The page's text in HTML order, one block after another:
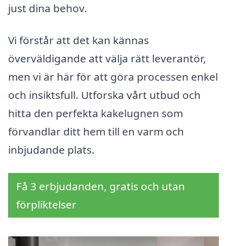
just dina behov.
Vi förstår att det kan kännas
överväldigande att välja rätt leverantör,
men vi är här för att göra processen enkel
och insiktsfull. Utforska vårt utbud och
hitta den perfekta kakelugnen som
förvandlar ditt hem till en varm och
inbjudande plats.
Få 3 erbjudanden, gratis och utan
förpliktelser